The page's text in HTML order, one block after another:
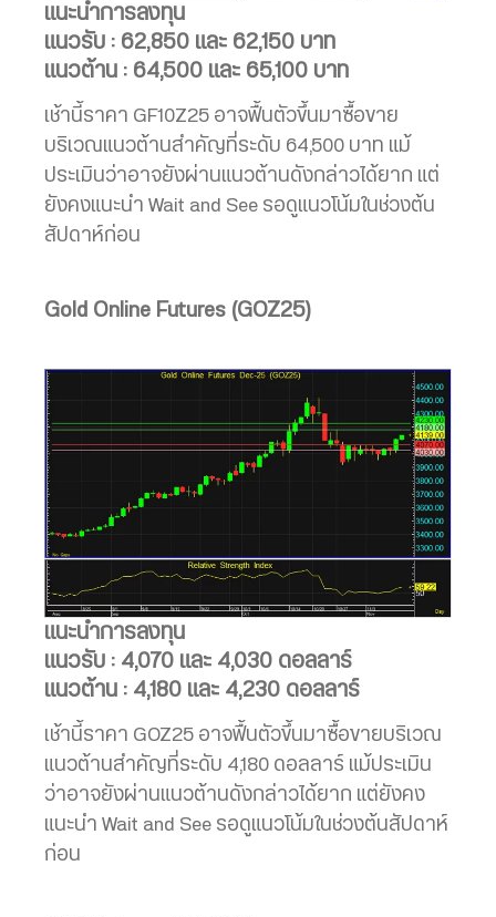
แนะนำการลงทุน
แนวรับ : 62,850 และ 62,150 บาท
แนวต้าน : 64,500 และ 65,100 บาท
เช้านี้ราคา GF10Z25 อาจฟื้นตัวขึ้นมาซื้อขาย
บริเวณแนวต้านสำคัญที่ระดับ 64,500 บาท แม้
ประเมินว่าอาจยังผ่านแนวต้านดังกล่าวได้ยาก แต่
ยังคงแนะนำ Wait and See รอดูแนวโน้มในช่วงต้น
สัปดาห์ก่อน
Gold Online Futures (GOZ25)
แนะนำการลงทุน
แนวรับ : 4,070 และ 4,030 ดอลลาร์
แนวต้าน : 4,180 และ 4,230 ดอลลาร์
เช้านี้ราคา GOZ25 อาจฟื้นตัวขึ้นมาซื้อขายบริเวณ
แนวต้านสำคัญที่ระดับ 4,180 ดอลลาร์ แม้ประเมิน
ว่าอาจยังผ่านแนวต้านดังกล่าวได้ยาก แต่ยังคง
แนะนำ Wait and See รอดูแนวโน้มในช่วงต้นสัปดาห์
ก่อน